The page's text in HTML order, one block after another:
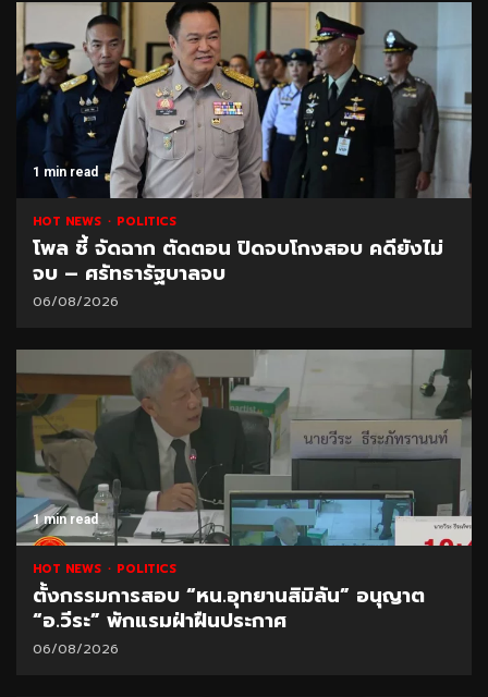
1 min read
HOT NEWS POLITICS
โพล ชี้ จัดฉาก ตัดตอน ปิดจบโกงสอบ คดียังไม่
จบ – ศรัทธารัฐบาลจบ
06/08/2026
1 min read
HOT NEWS POLITICS
ตั้งกรรมการสอบ “หน.อุทยานสิมิลัน” อนุญาต
“อ.วีระ” พักแรมฝ่าฝืนประกาศ
06/08/2026